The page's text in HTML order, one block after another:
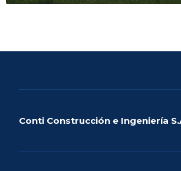
Conti Construcción e Ingeniería